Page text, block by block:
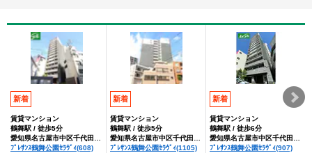
新着
賃貸マンション
鶴舞駅 / 徒歩5分
愛知県名古屋市中区千代田３丁目
ﾌﾟﾚｻﾝｽ鶴舞公園ｾﾗｳﾞｨ(608)
新着
賃貸マンション
鶴舞駅 / 徒歩5分
愛知県名古屋市中区千代田３丁目
ﾌﾟﾚｻﾝｽ鶴舞公園ｾﾗｳﾞｨ(1105)
新着
賃貸マンション
鶴舞駅 / 徒歩6分
愛知県名古屋市中区千代田３丁目
ﾌﾟﾚｻﾝｽ鶴舞公園ｾﾗｳﾞｨ(907)